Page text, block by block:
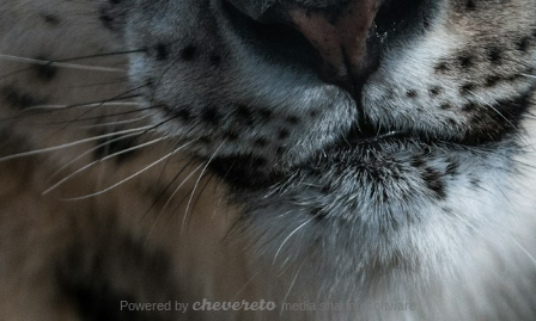
Powered by media sharing software